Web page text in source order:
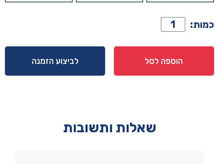
כמות: כמות
של
הדום
דגם
הוספה לסל לביצוע הזמנה
שאלות ותשובות